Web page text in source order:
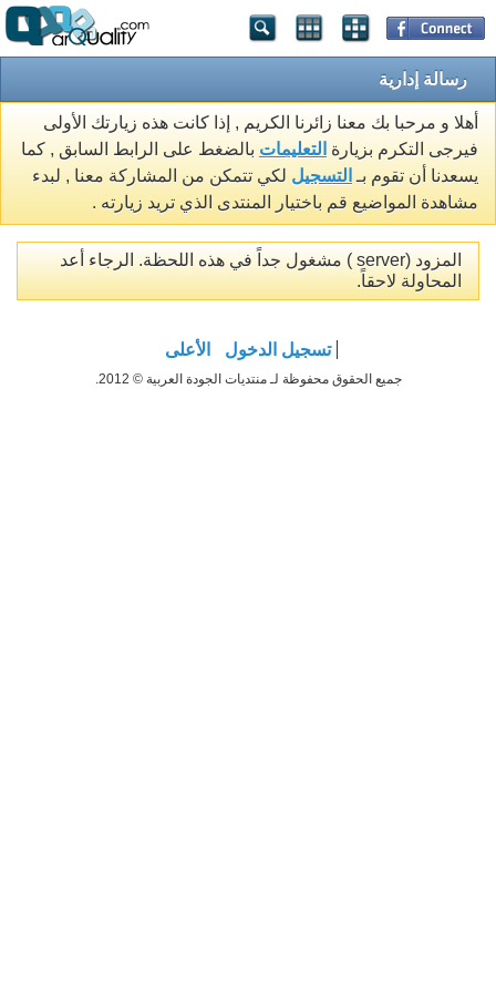
رسالة إدارية
أهلا و مرحبا بك معنا زائرنا الكريم , إذا كانت هذه زيارتك الأولى
فيرجى التكرم بزيارة التعليمات بالضغط على الرابط السابق , كما
يسعدنا أن تقوم بـ التسجيل لكي تتمكن من المشاركة معنا , لبدء
مشاهدة المواضيع قم باختيار المنتدى الذي تريد زيارته .
المزود (server ) مشغول جداً في هذه اللحظة. الرجاء أعد
المحاولة لاحقاً.
تسجيل الدخول الأعلى
جميع الحقوق محفوظة لـ منتديات الجودة العربية © 2012.